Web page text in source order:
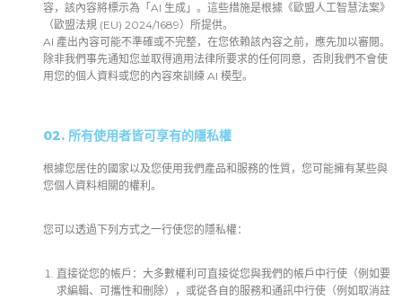
容，該內容將標示為「AI 生成」。這些措施是根據《歐盟人工智慧法案》
（歐盟法規 (EU) 2024/1689）所提供。
AI 產出內容可能不準確或不完整，在您依賴該內容之前，應先加以審閱。
除非我們事先通知您並取得適用法律所要求的任何同意，否則我們不會使
用您的個人資料或您的內容來訓練 AI 模型。
02. 所有使用者皆可享有的隱私權
根據您居住的國家以及您使用我們產品和服務的性質，您可能擁有某些與
您個人資料相關的權利。
您可以透過下列方式之一行使您的隱私權：
直接從您的帳戶：大多數權利可直接從您與我們的帳戶中行使（例如要
求編輯、可攜性和刪除），或從各自的服務和通訊中行使（例如取消註